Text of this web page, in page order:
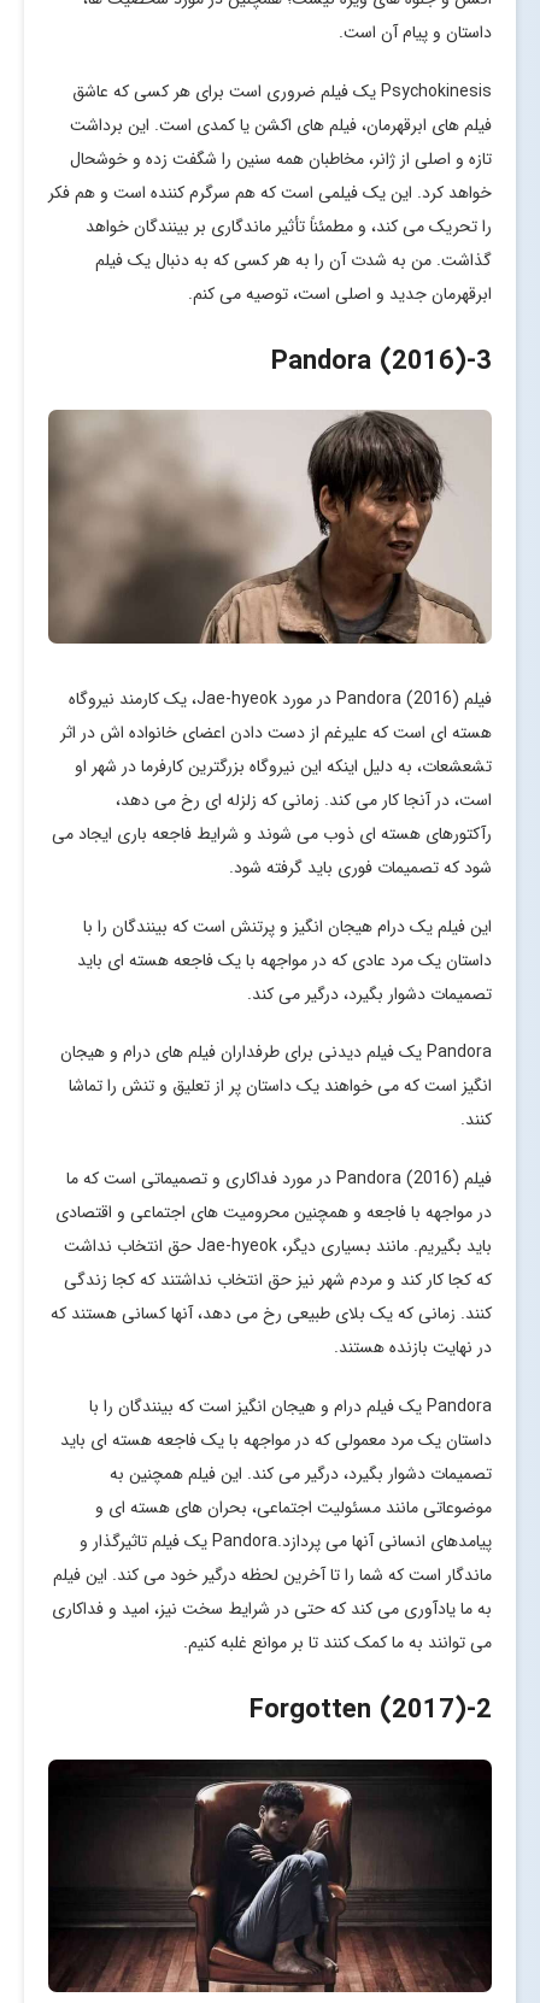
داستان و پیام آن است.
Psychokinesis یک فیلم ضروری است برای هر کسی که عاشق
فیلم های ابرقهرمان، فیلم های اکشن یا کمدی است. این برداشت
تازه و اصلی از ژانر، مخاطبان همه سنین را شگفت زده و خوشحال
خواهد کرد. این یک فیلمی است که هم سرگرم کننده است و هم فکر
را تحریک می کند، و مطمئناً تأثیر ماندگاری بر بینندگان خواهد
گذاشت. من به شدت آن را به هر کسی که به دنبال یک فیلم
ابرقهرمان جدید و اصلی است، توصیه می کنم.
3
-Pandora (2016)
فیلم Pandora (2016) در مورد Jae-hyeok، یک کارمند نیروگاه
هسته ای است که علیرغم از دست دادن اعضای خانواده اش در اثر
تشعشعات، به دلیل اینکه این نیروگاه بزرگترین کارفرما در شهر او
است، در آنجا کار می کند. زمانی که زلزله ای رخ می دهد،
رآکتورهای هسته ای ذوب می شوند و شرایط فاجعه باری ایجاد می
شود که تصمیمات فوری باید گرفته شود.
این فیلم یک درام هیجان انگیز و پرتنش است که بینندگان را با
داستان یک مرد عادی که در مواجهه با یک فاجعه هسته ای باید
تصمیمات دشوار بگیرد، درگیر می کند.
Pandora یک فیلم دیدنی برای طرفداران فیلم های درام و هیجان
انگیز است که می خواهند یک داستان پر از تعلیق و تنش را تماشا
کنند.
فیلم Pandora (2016) در مورد فداکاری و تصمیماتی است که ما
در مواجهه با فاجعه و همچنین محرومیت های اجتماعی و اقتصادی
باید بگیریم. مانند بسیاری دیگر، Jae-hyeok حق انتخاب نداشت
که کجا کار کند و مردم شهر نیز حق انتخاب نداشتند که کجا زندگی
کنند. زمانی که یک بلای طبیعی رخ می دهد، آنها کسانی هستند که
در نهایت بازنده هستند.
Pandora یک فیلم درام و هیجان انگیز است که بینندگان را با
داستان یک مرد معمولی که در مواجهه با یک فاجعه هسته ای باید
تصمیمات دشوار بگیرد، درگیر می کند. این فیلم همچنین به
موضوعاتی مانند مسئولیت اجتماعی، بحران های هسته ای و
پیامدهای انسانی آنها می پردازد.Pandora یک فیلم تاثیرگذار و
ماندگار است که شما را تا آخرین لحظه درگیر خود می کند. این فیلم
به ما یادآوری می کند که حتی در شرایط سخت نیز، امید و فداکاری
می توانند به ما کمک کنند تا بر موانع غلبه کنیم.
2
-Forgotten (2017)